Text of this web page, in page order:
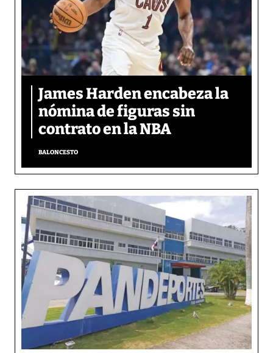
James Harden encabeza la
nómina de figuras sin
contrato en la NBA
BALONCESTO